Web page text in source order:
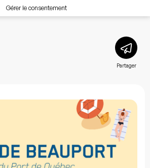
Gérer le consentement
Partager